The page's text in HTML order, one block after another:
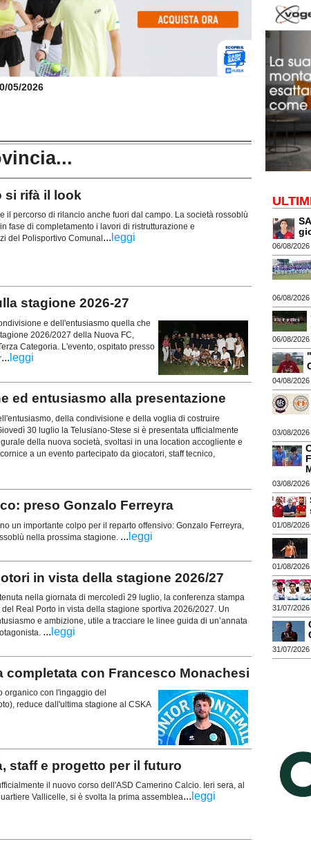
05/2026
si rifà il look
il percorso di rilancio anche fuori dal campo. La società rossoblù
fase di completamento i lavori di ristrutturazione e
del Polisportivo Comunal ... leggi
stagione 2026-27
e dell'entusiasmo quella che
2026/2027 della Nuova FC,
Categoria. L'evento, ospitato presso
... leggi
ed entusiasmo alla presentazione
della condivisione e della voglia di costruire
30 luglio la Telusiano-Stese si è presentata ufficialmente
della nuova società, svoltasi in una location accogliente e
a un evento partecipato da giocatori, staff tecnico,
preso Gonzalo Ferreyra
un importante colpo per il reparto offensivo: Gonzalo Ferreyra,
nella prossima stagione. ... leggi
in vista della stagione 2026/27
nella giornata di mercoledì 29 luglio, la conferenza stampa
Real Porto in vista della stagione sportiva 2026/2027. Un
e ambizione, utile a tracciare le linee guida di un’annata
... leggi
completata con Francesco Monachesi
organico con l'ingaggio del
reduce dall'ultima stagione al CSKA
staff e progetto per il futuro
il nuovo corso dell'ASD Camerino Calcio. Ieri sera, al
Vallicelle, si è svolta la prima assemblea... leggi
06/08/
06/08/
06/08/
04/08/
03/08/
03/08/
01/08/
01/08/
31/07/
31/07/